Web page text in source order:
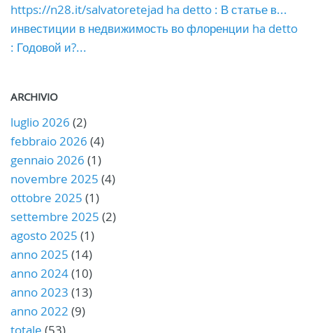
https://n28.it/salvatoretejad ha detto : В статье в...
инвестиции в недвижимость во флоренции ha detto
: Годовой и?...
ARCHIVIO
luglio 2026 (2)
febbraio 2026 (4)
gennaio 2026 (1)
novembre 2025 (4)
ottobre 2025 (1)
settembre 2025 (2)
agosto 2025 (1)
anno 2025 (14)
anno 2024(10)
anno 2023 (13)
anno 2022 (9)
totale (53)